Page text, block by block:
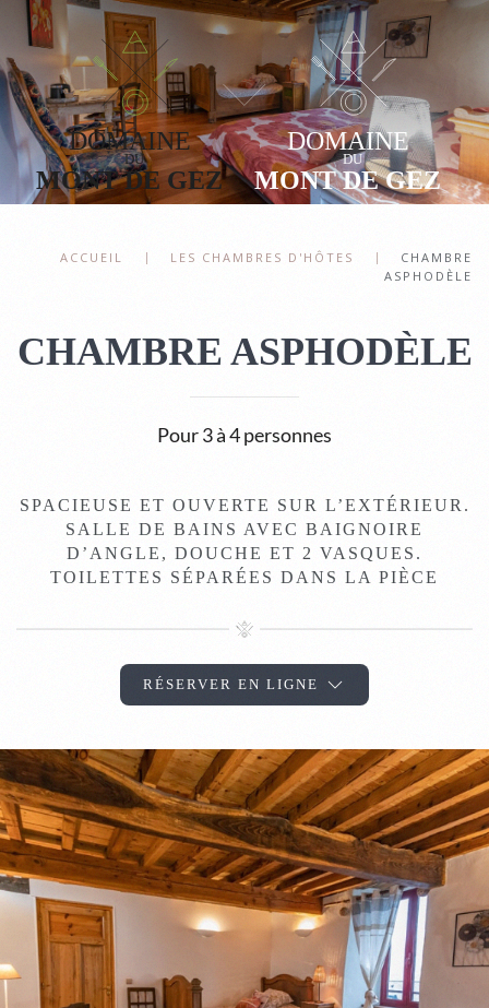
Accéder au contenu principal
ACCUEIL LES CHAMBRES D'HÔTES
CHAMBRE
ASPHODÈLE
CHAMBRE ASPHODÈLE
Pour 3 à 4 personnes
SPACIEUSE ET OUVERTE SUR L’EXTÉRIEUR.
SALLE DE BAINS AVEC BAIGNOIRE
D’ANGLE, DOUCHE ET 2 VASQUES.
TOILETTES SÉPARÉES DANS LA PIÈCE
RÉSERVER EN LIGNE